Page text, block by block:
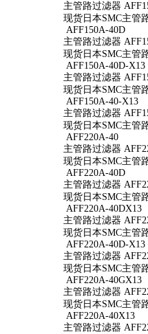
主管路过滤器
现货日本SMC主管
AFF150A-40D
主管路过滤器
现货日本SMC主管
AFF150A-40D-X13
主管路过滤器
现货日本SMC主管
AFF150A-40-X13
主管路过滤器
现货日本SMC主管
AFF220A-40
主管路过滤器
现货日本SMC主管
AFF220A-40D
主管路过滤器
现货日本SMC主管
AFF220A-40DX13
主管路过滤器
现货日本SMC主管
AFF220A-40D-X13
主管路过滤器
现货日本SMC主管
AFF220A-40GX13
主管路过滤器
现货日本SMC主管
AFF220A-40X13
主管路过滤器